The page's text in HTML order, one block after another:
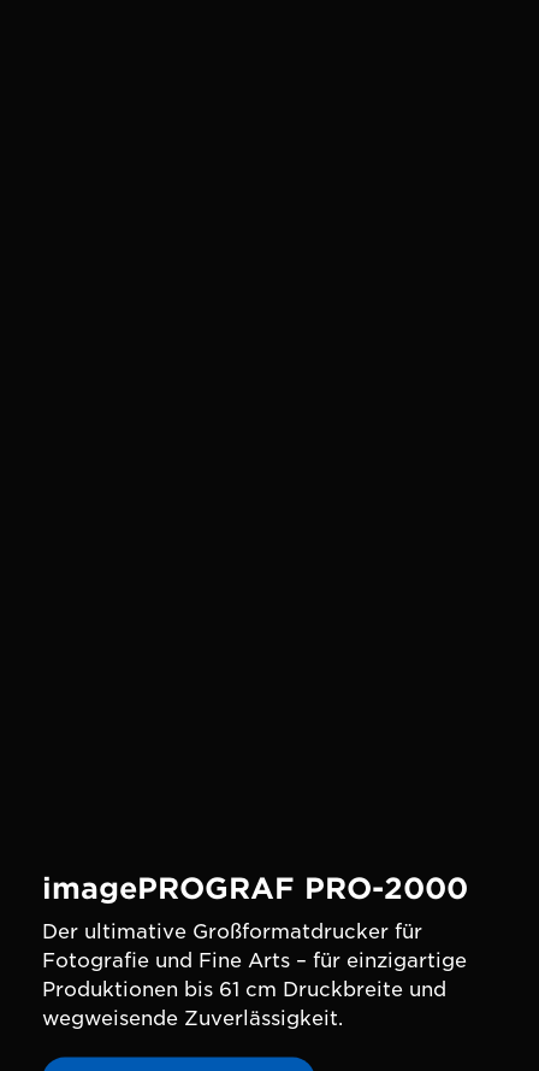
imagePROGRAF PRO-2000
Der ultimative Großformatdrucker für
Fotografie und Fine Arts – für einzigartige
Produktionen bis 61 cm Druckbreite und
wegweisende Zuverlässigkeit.